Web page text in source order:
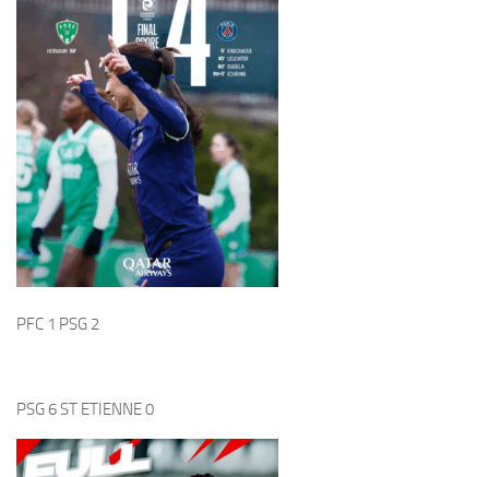
PFC 1 PSG 2
PSG 6 ST ETIENNE 0